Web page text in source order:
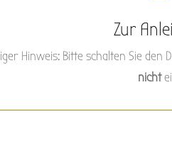
Zur
Hinweis: Bitte schalten Sie
nicht